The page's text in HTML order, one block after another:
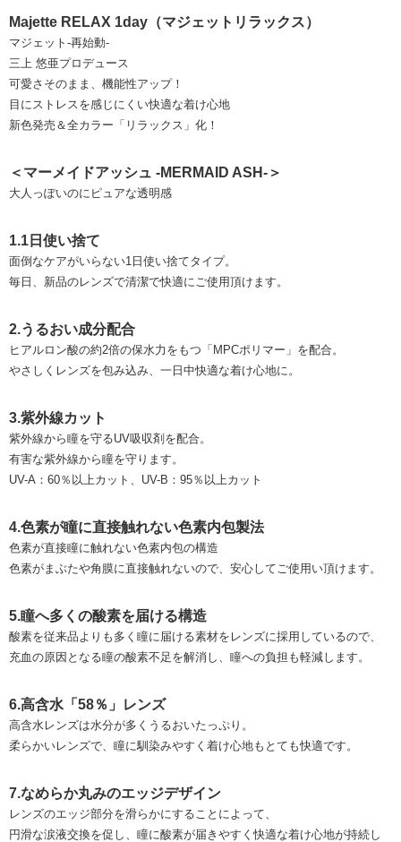
Majette RELAX 1day（マジェットリラックス）
マジェット-再始動-
三上 悠亜プロデュース
可愛さそのまま、機能性アップ！
目にストレスを感じにくい快適な着け心地
新色発売＆全カラー「リラックス」化！
＜マーメイドアッシュ -MERMAID ASH-＞
大人っぽいのにピュアな透明感
1.1日使い捨て
面倒なケアがいらない1日使い捨てタイプ。
毎日、新品のレンズで清潔で快適にご使用頂けます。
2.うるおい成分配合
ヒアルロン酸の約2倍の保水力をもつ「MPCポリマー」を配合。
やさしくレンズを包み込み、一日中快適な着け心地に。
3.紫外線カット
紫外線から瞳を守るUV吸収剤を配合。
有害な紫外線から瞳を守ります。
UV-A：60％以上カット、UV-B：95％以上カット
4.色素が瞳に直接触れない色素内包製法
色素が直接瞳に触れない色素内包の構造
色素がまぶたや角膜に直接触れないので、安心してご使用い頂けます。
5.瞳へ多くの酸素を届ける構造
酸素を従来品よりも多く瞳に届ける素材をレンズに採用しているので、
充血の原因となる瞳の酸素不足を解消し、瞳への負担も軽減します。
6.高含水「58％」レンズ
高含水レンズは水分が多くうるおいたっぷり。
柔らかいレンズで、瞳に馴染みやすく着け心地もとても快適です。
7.なめらか丸みのエッジデザイン
レンズのエッジ部分を滑らかにすることによって、
円滑な涙液交換を促し、瞳に酸素が届きやすく快適な着け心地が持続し